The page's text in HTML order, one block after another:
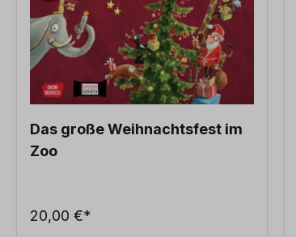
Das große Weihnachtsfest im
Zoo
20,00 €*